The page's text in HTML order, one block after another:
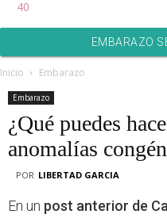
40
EMBARAZO
Inicio Embarazo
Embarazo
¿Qué puedes
anomalías
POR LIBERTAD GARCIA
En un post anterior de